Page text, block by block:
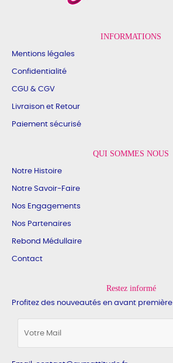
INFORMATIONS
Mentions légales
Confidentialité
CGU & CGV
Livraison et Retour
Paiement sécurisé
QUI SOMMES NOUS
Notre Histoire
Notre Savoir-Faire
Nos Engagements
Nos Partenaires
Rebond Médullaire
Contact
Restez informé
Profitez des nouveautés en avant première